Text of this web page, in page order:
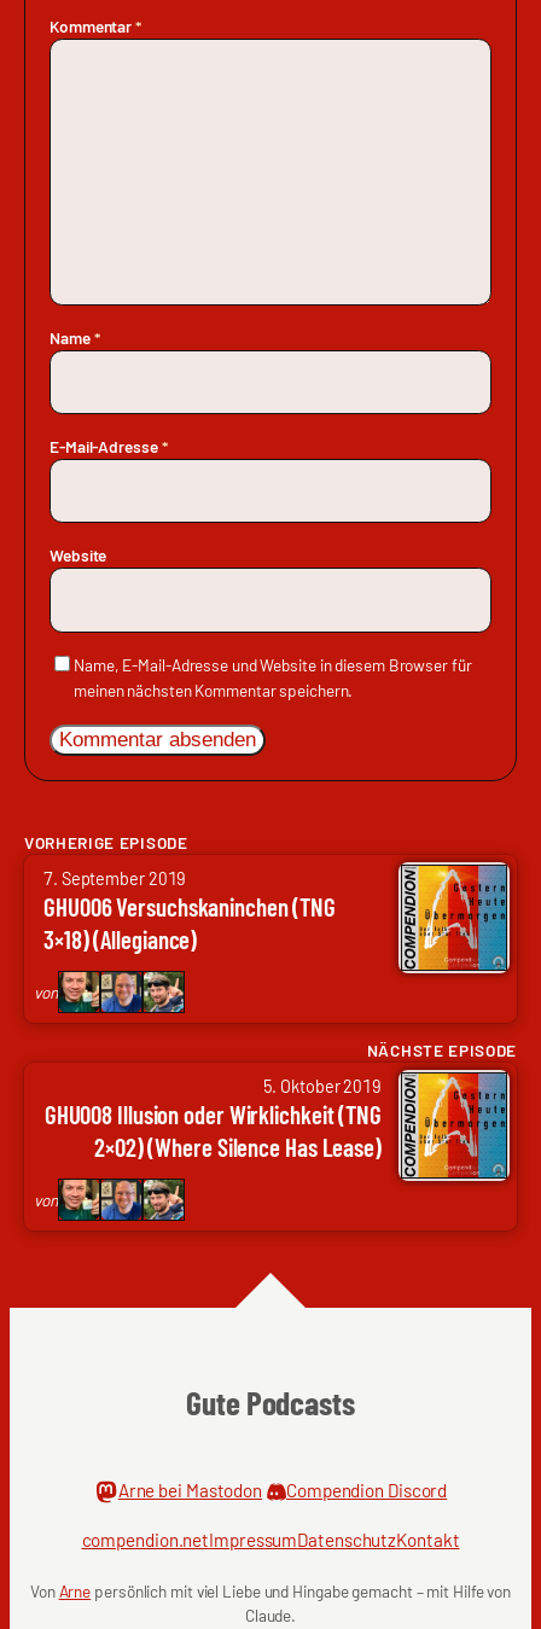
Kommentar*
Name*
E-Mail-Adresse*
Website
Name, E-Mail-Adresse und Website in diesem Browser für
meinen nächsten Kommentar speichern.
VORHERIGE EPISODE
7. September 2019
GHU006 Versuchskaninchen (TNG
3×18) (Allegiance)
von
von
Arne
Ruddat
Codenaga,
Nils
Nils
Weltweit,
Wolf
|
NÄCHSTE EPISODE
5. Oktober 2019
GHU008 Illusion oder Wirklichkeit (TNG
2×02) (Where Silence Has Lease)
von
Arne
Codenaga,
Nils
Gute Podcasts
Arne bei Mastodon Compendion Discord
compendion.netImpressumDatenschutzKontakt
VonArne persönlich mit viel Liebe und Hingabe gemacht – mit Hilfe von
Claude.